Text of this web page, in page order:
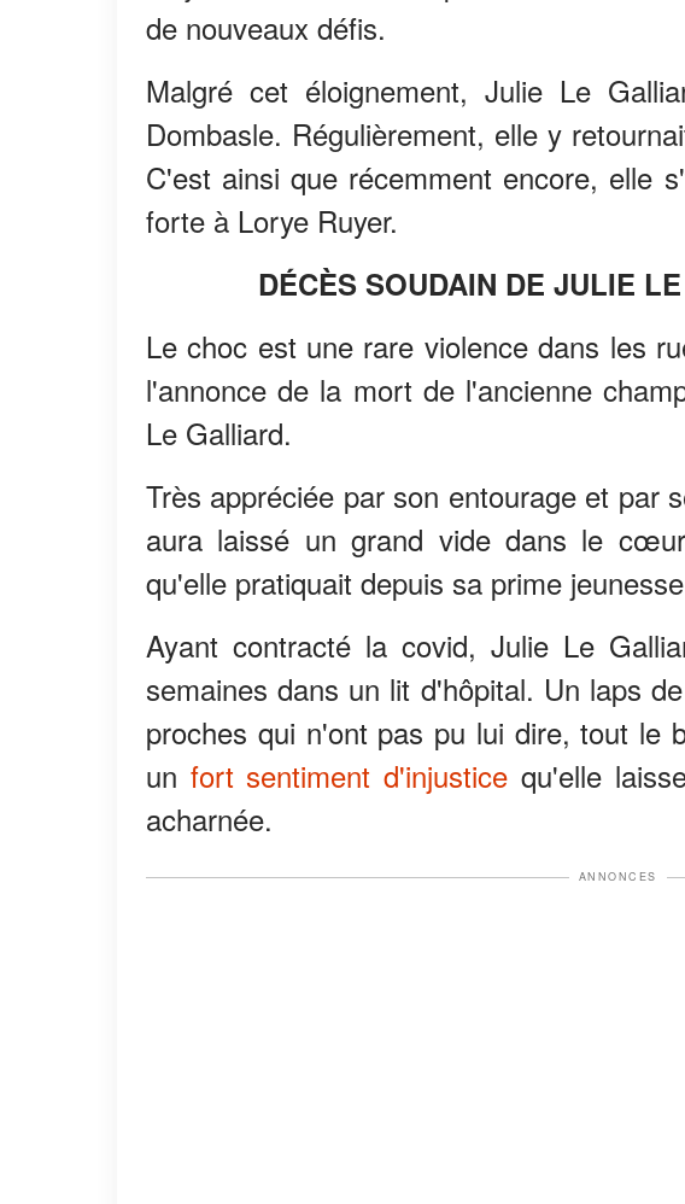
de nouveaux défis.
Malgré cet éloignement, Julie Le
Dombasle. Régulièrement, elle y
C'est ainsi que récemment encore, elle
forte à Lorye Ruyer.
DÉCÈS SOUDAIN DE JULIE
Le choc est une rare violence dans les
l'annonce de la mort de l'ancienne
Le Galliard.
Très appréciée par son entourage et par
aura laissé un grand vide dans le
qu'elle pratiquait depuis sa prime
Ayant contracté la covid, Julie Le
semaines dans un lit d'hôpital. Un laps
proches qui n'ont pas pu lui dire, tout le
un fort sentiment d'injustice qu'elle
acharnée.
ANNONCES